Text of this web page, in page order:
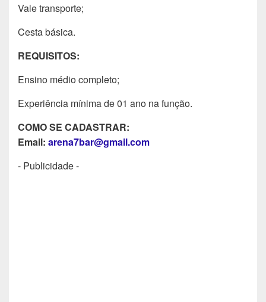
Vale transporte;
Cesta básica.
REQUISITOS:
Ensino médio completo;
Experiência mínima de 01 ano na função.
COMO SE CADASTRAR:
Email: arena7bar@gmail.com
- Publicidade -